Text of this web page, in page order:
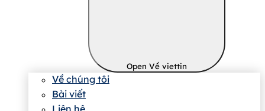
Open Về viettin
Về chúng tôi
Bài viết